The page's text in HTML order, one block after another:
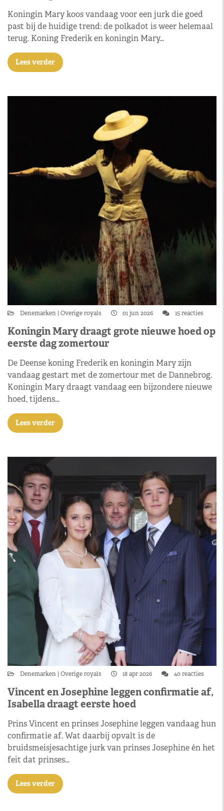
Koningin Mary koos vandaag voor een jurk die goed
past bij de huidige trend: de polkadot is weer helemaal
terug. Koning Frederik en koningin Mary…
Lees verder
Denemarken Overige royals 01 jun 2026 15 reacties
Koningin Mary draagt grote nieuwe hoed op
eerste dag zomertour
De Deense koning Frederik en koningin Mary zijn
vandaag gestart met de zomertour met de Dannebrog.
Koningin Mary draagt vandaag een bijzondere nieuwe
hoed, tijdens…
Lees verder
Denemarken Overige royals 18 apr 2026 40 reacties
Vincent en Josephine leggen confirmatie af,
Isabella draagt eerste hoed
Prins Vincent en prinses Josephine leggen vandaag hun
confirmatie af. Wat daarbij opvalt is de
bruidsmeisjesachtige jurk van prinses Josephine én het
feit dat prinses…
Lees verder